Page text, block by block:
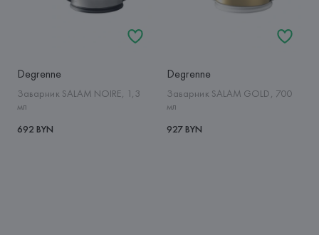
Degrenne
Заварник SALAM NOIRE, 1,3
мл
692 BYN
Degrenne
Заварник SALAM GOLD, 700
мл
927 BYN